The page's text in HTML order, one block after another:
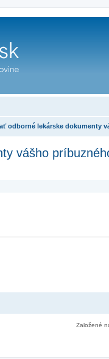
odborné lekárske dokumenty
vášho
Založené